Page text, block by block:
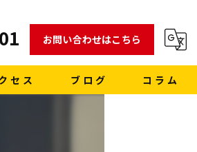
お問い合わせはこちら
セス ブログ コラム